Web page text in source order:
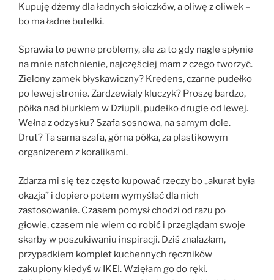
Kupuję dżemy dla ładnych słoiczków, a oliwę z oliwek –
bo ma ładne butelki.
Sprawia to pewne problemy, ale za to gdy nagle spłynie
na mnie natchnienie, najczęściej mam z czego tworzyć.
Zielony zamek błyskawiczny? Kredens, czarne pudełko
po lewej stronie. Zardzewialy kluczyk? Proszę bardzo,
półka nad biurkiem w Dziupli, pudełko drugie od lewej.
Wełna z odzysku? Szafa sosnowa, na samym dole.
Drut? Ta sama szafa, górna półka, za plastikowym
organizerem z koralikami.
Zdarza mi się tez często kupować rzeczy bo „akurat była
okazja” i dopiero potem wymyślać dla nich
zastosowanie. Czasem pomysł chodzi od razu po
głowie, czasem nie wiem co robić i przeglądam swoje
skarby w poszukiwaniu inspiracji. Dziś znalazłam,
przypadkiem komplet kuchennych ręczników
zakupiony kiedyś w IKEI. Wzięłam go do ręki.